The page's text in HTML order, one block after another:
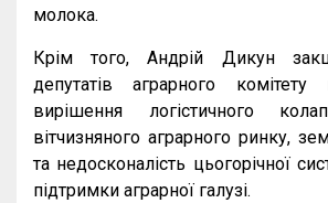
молока.
Крім того, Андрій Дикун
депутатів аграрного
вирішення логістичного
вітчизняного аграрного ринку,
та недосконалість цьогорічної
підтримки аграрної галузі.